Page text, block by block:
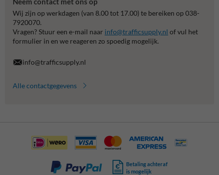
Wij zijn op werkdagen (van 8.00 tot 17.00) te bereiken op 038-
7920070.
Vragen? Stuur een e-mail naar info@trafficsupply.nl of vul het
formulier in en we reageren zo spoedig mogelijk.
info@trafficsupply.nl
Alle contactgegevens
Betaling achteraf
is mogelijk